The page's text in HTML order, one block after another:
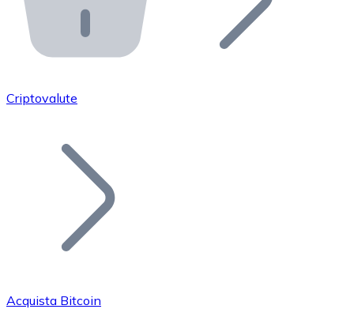
API Bitnovo
Integra la nostra API nel tuo ecosistema.
Unisciti alla nostra rete di rivenditori e
Aggiungi il token del tuo progetto al nostro servizio di
Criptovalute
Acquista Bitcoin